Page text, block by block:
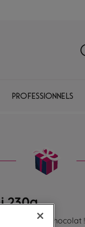
Professionnels
230g
bouquet en chocolat !